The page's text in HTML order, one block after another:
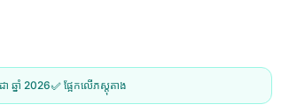
ា ឆ្នាំ 2026✅ ផ្អែកលើភស្តុតាង